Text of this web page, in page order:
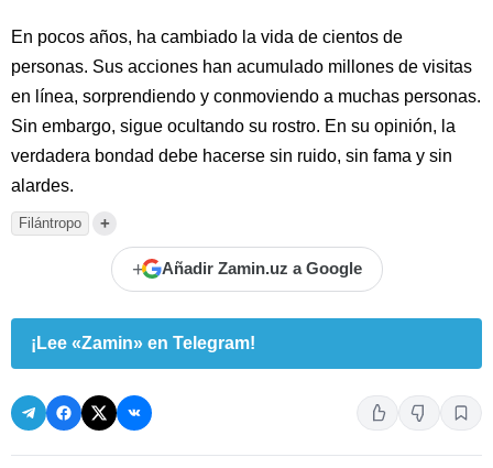
En pocos años, ha cambiado la vida de cientos de
personas. Sus acciones han acumulado millones de visitas
en línea, sorprendiendo y conmoviendo a muchas personas.
Sin embargo, sigue ocultando su rostro. En su opinión, la
verdadera bondad debe hacerse sin ruido, sin fama y sin
alardes.
Filántropo +
+ Añadir Zamin.uz a Google
¡Lee «Zamin» en Telegram!